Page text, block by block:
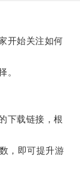
开始关注如何
。
下载链接，根
，即可提升游